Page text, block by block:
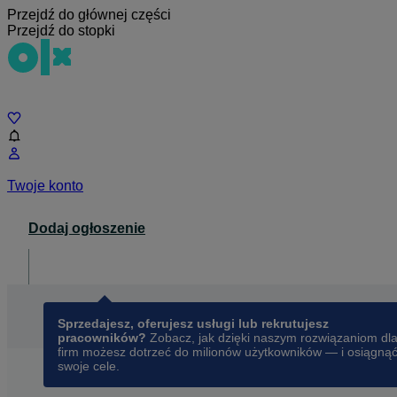
Przejdź do głównej części
Przejdź do stopki
Twoje konto
Dodaj ogłoszenie
Sprzedajesz, oferujesz usługi lub rekrutujesz
pracowników? Zobacz, jak dzięki naszym rozwiązaniom dla
firm możesz dotrzeć do milionów użytkowników — i osiągnąć
swoje cele.